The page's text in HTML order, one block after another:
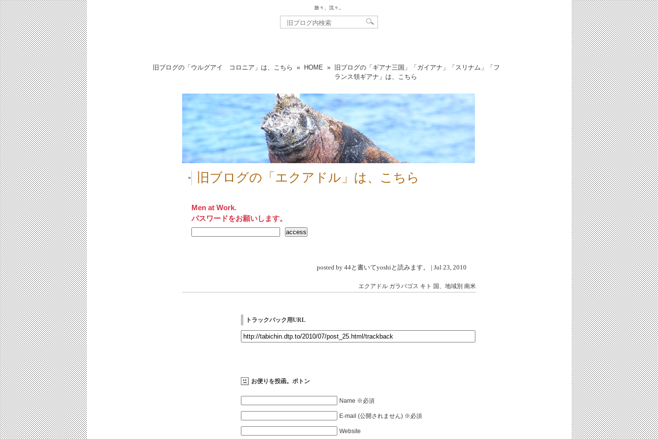
旅々、沈々。
旧ブログの「ウルグアイ コロニア」は、こちら « HOME »
旧ブログの「ギアナ三国」「ガイアナ」「スリナム」「フ
ランス領ギアナ」は、こちら
■ 旧ブログの「エクアドル」は、こちら
Men at Work.
パスワードをお願いします。
posted by 44と書いてyoshiと読みます。 | Jul 23, 2010
エクアドル ガラパゴス キト 国、地域別 南米
トラックバック用URL
お便りを投函。ポトン
Name ※必須
E-mail (公開されません) ※必須
Website